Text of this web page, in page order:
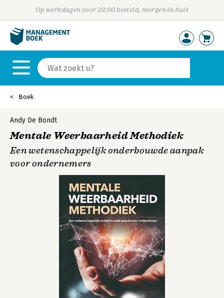
Op werkdagen voor 23:00 besteld, morgen in huis
Boek
Andy De Bondt
Mentale Weerbaarheid Methodiek
Een wetenschappelijk onderbouwde aanpak
voor ondernemers